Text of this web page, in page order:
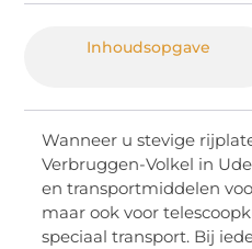
Inhoudsopgave
Wanneer u stevige
Verbruggen-Volkel in
en transportmiddelen
maar ook voor
speciaal transport. Bij